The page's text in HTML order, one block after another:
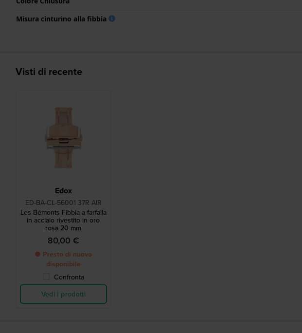
Misura cinturino alla fibbia
Visti di recente
Edox
ED-BA-CL-56001 37R AIR
Les Bémonts Fibbia a farfalla
in acciaio rivestito in oro
rosa 20 mm
80,00 €
● Presto di nuovo
disponibile
Confronta
Vedi i prodotti